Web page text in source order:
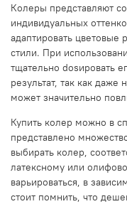
Колеры представляют
индивидуальных
адаптировать
стили. При
тщательно dosировать
результат, так как
может значительно
Купить колер можно в
представлено
выбирать колер,
латексному или
варьироваться, в
стоит помнить, что